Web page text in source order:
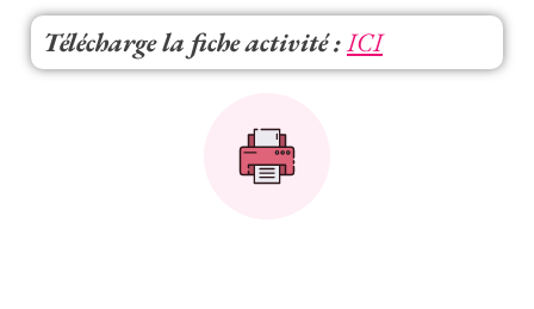
Télécharge la fiche activité :ICI